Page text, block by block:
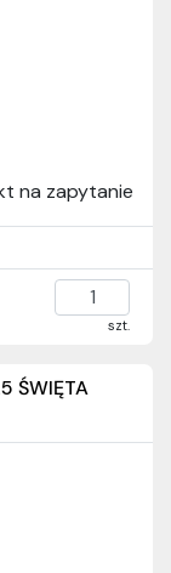
na zapytanie
szt.
ŚWIĘTA